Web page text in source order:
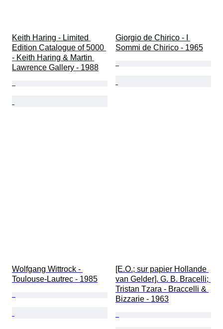
Keith Haring - Limited
Edition Catalogue of 5000
- Keith Haring & Martin
Lawrence Gallery - 1988
Giorgio de Chirico - I
Sommi de Chirico - 1965
Wolfgang Wittrock -
Toulouse-Lautrec - 1985
[E.O.; sur papier Hollande
van Gelder]. G. B. Bracelli;
Tristan Tzara - Braccelli &
Bizzarie - 1963